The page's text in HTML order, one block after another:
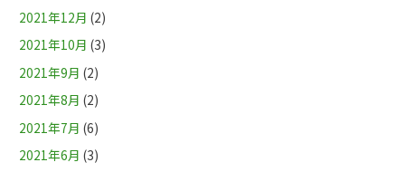
2021年12月 (2)
2021年10月 (3)
2021年9月 (2)
2021年8月 (2)
2021年7月 (6)
2021年6月 (3)